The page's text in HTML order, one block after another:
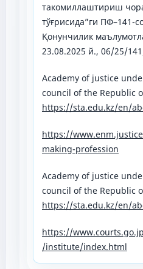
такомиллаштириш
тўғрисида”ги ПФ–141-
Қонунчилик
23.08.2025 й., 06/25/
Academy of justice
council of the Republic
https://sta.edu.kz/en/
https://
making-profession
Academy of justice
council of the Republic
https://sta.edu.kz/en/
https://
/institute/index.html